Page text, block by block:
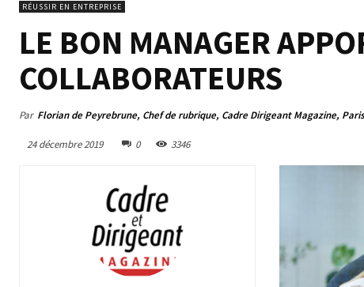
RÉUSSIR EN ENTREPRISE
LE BON MANAGER
COLLABORATEURS
Par Florian de Peyrebrune, Chef de rubrique, Cadre Dirigeant Magazine, Paris
24 décembre 2019 0 3346